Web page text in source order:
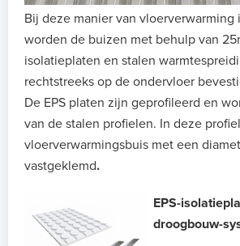
Bij deze manier van vloerverwarming
worden de buizen met behulp van
isolatieplaten en stalen
rechtstreeks op de ondervloer
De EPS platen zijn geprofileerd en
van de stalen profielen. In deze
vloerverwarmingsbuis met een
vastgeklemd.
EPS-
droogbouw-